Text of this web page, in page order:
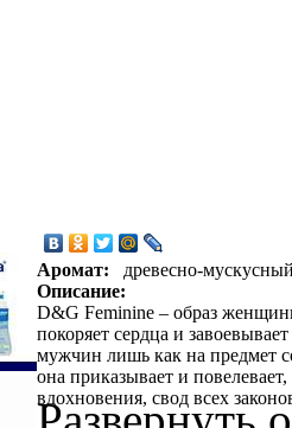
Аромат:
древесно-
Описание:
D&G Feminine – образ
покоряет сердца и
мужчин лишь как на предмет
она приказывает и
вдохновения, свод всех